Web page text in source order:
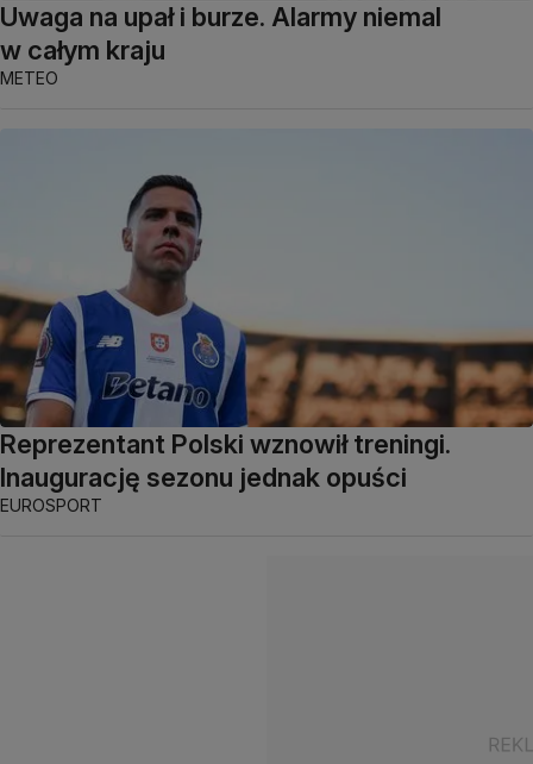
Uwaga na upał i burze. Alarmy niemal
w całym kraju
METEO
Reprezentant Polski wznowił treningi.
Inaugurację sezonu jednak opuści
EUROSPORT